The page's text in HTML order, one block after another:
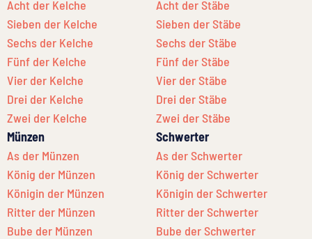
Acht der Kelche
Sieben der Kelche
Sechs der Kelche
Fünf der Kelche
Vier der Kelche
Drei der Kelche
Zwei der Kelche
Acht der Stäbe
Sieben der Stäbe
Sechs der Stäbe
Fünf der Stäbe
Vier der Stäbe
Drei der Stäbe
Zwei der Stäbe
Münzen
As der Münzen
König der Münzen
Königin der Münzen
Ritter der Münzen
Bube der Münzen
Schwerter
As der Schwerter
König der Schwerter
Königin der Schwerter
Ritter der Schwerter
Bube der Schwerter